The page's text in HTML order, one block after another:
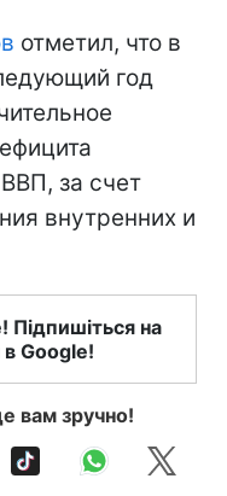
отметил, что в
год
за счет
внутренних и
Підпишіться на
в Google!
вам зручно!